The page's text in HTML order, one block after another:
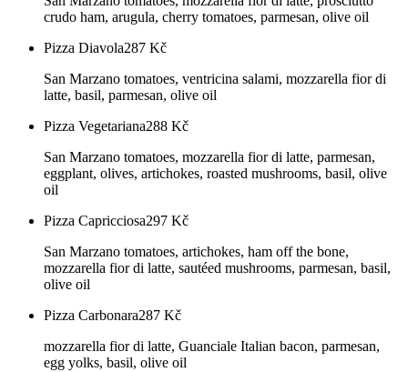
crudo ham, arugula, cherry tomatoes, parmesan, olive oil
Pizza Diavola287 Kč
San Marzano tomatoes, ventricina salami, mozzarella fior di
latte, basil, parmesan, olive oil
Pizza Vegetariana288 Kč
San Marzano tomatoes, mozzarella fior di latte, parmesan,
eggplant, olives, artichokes, roasted mushrooms, basil, olive
oil
Pizza Capricciosa297 Kč
San Marzano tomatoes, artichokes, ham off the bone,
mozzarella fior di latte, sautéed mushrooms, parmesan, basil,
olive oil
Pizza Carbonara287 Kč
mozzarella fior di latte, Guanciale Italian bacon, parmesan,
egg yolks, basil, olive oil